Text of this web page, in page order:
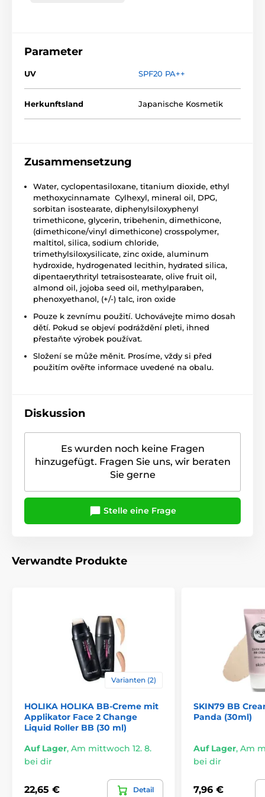
Parameter
UV SPF20 PA++
Herkunftsland Japanische Kosmetik
Zusammensetzung
Water, cyclopentasiloxane, titanium dioxide, ethyl
methoxycinnamate Cylhexyl, mineral oil, DPG,
sorbitan isostearate, diphenylsiloxyphenyl
trimethicone, glycerin, tribehenin, dimethicone,
(dimethicone/vinyl dimethicone) crosspolymer,
maltitol, silica, sodium chloride,
trimethylsiloxysilicate, zinc oxide, aluminum
hydroxide, hydrogenated lecithin, hydrated silica,
dipentaerythrityl tetraisostearate, olive fruit oil,
almond oil, jojoba seed oil, methylparaben,
phenoxyethanol, (+/-) talc, iron oxide
Pouze k zevnímu použití. Uchovávejte mimo dosah
dětí. Pokud se objeví podráždění pleti, ihned
přestaňte výrobek používat.
Složení se může měnit. Prosíme, vždy si před
použitím ověřte informace uvedené na obalu.
Diskussion
Es wurden noch keine Fragen
hinzugefügt. Fragen Sie uns, wir beraten
Sie gerne
Stelle eine Frage
Verwandte Produkte
Varianten (2)
HOLIKA HOLIKA BB-Creme mit
Applikator Face 2 Change
Liquid Roller BB (30 ml)
Auf Lager, Am mittwoch 12. 8.
bei dir
22,65 € Detail
SKIN79 BB
Panda (30ml)
Auf Lager, Am
bei dir
7,96 €